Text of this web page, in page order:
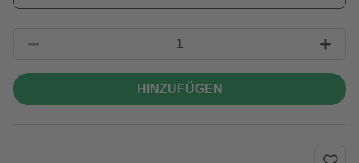
HINZUFÜGEN